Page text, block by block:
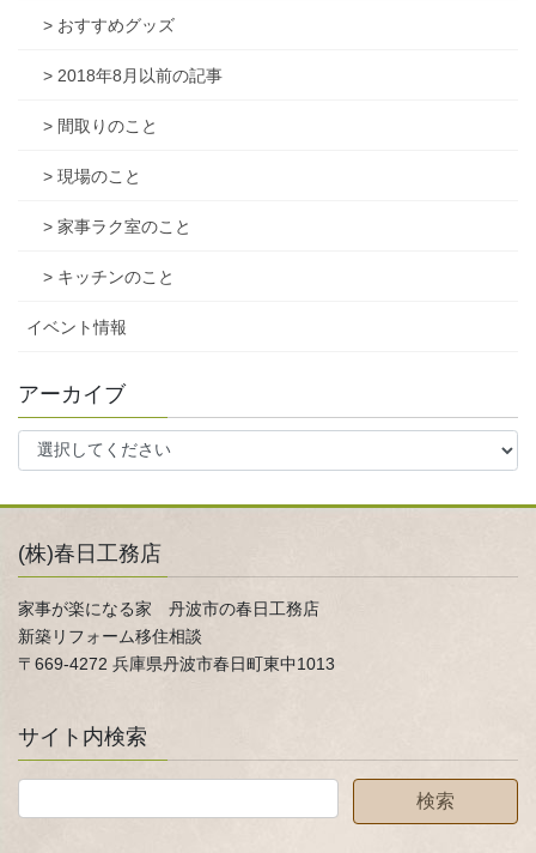
> おすすめグッズ
> 2018年8月以前の記事
> 間取りのこと
> 現場のこと
> 家事ラク室のこと
> キッチンのこと
イベント情報
アーカイブ
(株)春日工務店
家事が楽になる家 丹波市の春日工務店
新築リフォーム移住相談
〒669-4272 兵庫県丹波市春日町東中1013
サイト内検索